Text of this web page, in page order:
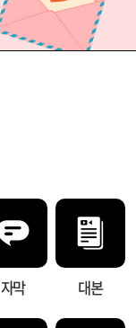
자막 대본